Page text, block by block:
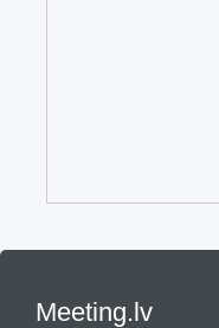
Meeting.lv